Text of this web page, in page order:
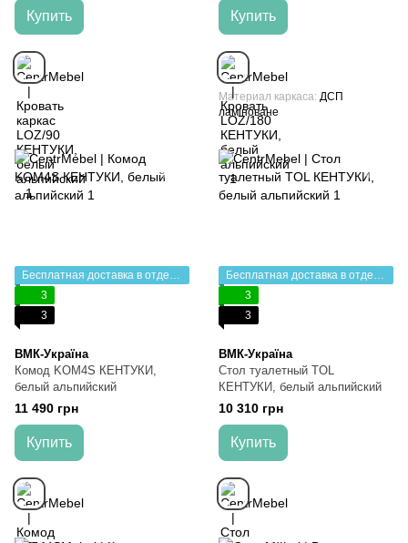
Купить Купить
Материал каркаса ДСП
ламіноване
Бесплатная доставка в отделение НП
3
3
ВМК-Україна
Комод KOM4S КЕНТУКИ,
белый альпийский
11 490 грн
Купить
Бесплатная доставка в отделение НП
3
3
ВМК-Україна
Стол туалетный TOL
КЕНТУКИ, белый альпийский
10 310 грн
Купить